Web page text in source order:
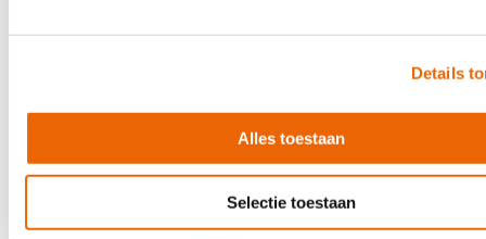
Details
Alles toestaan
Selectie toestaan
Aguilar DB 410 Classic Black 8 Ohm